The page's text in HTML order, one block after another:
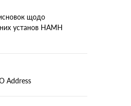
щодо
установ НАМН
Address